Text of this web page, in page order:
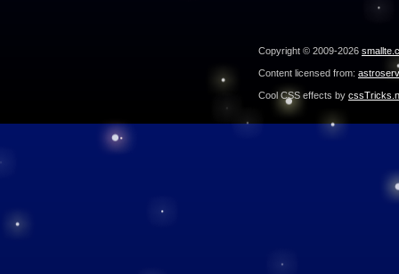
Copyright © 2009-2026
Content licensed from:
Cool CSS effects by